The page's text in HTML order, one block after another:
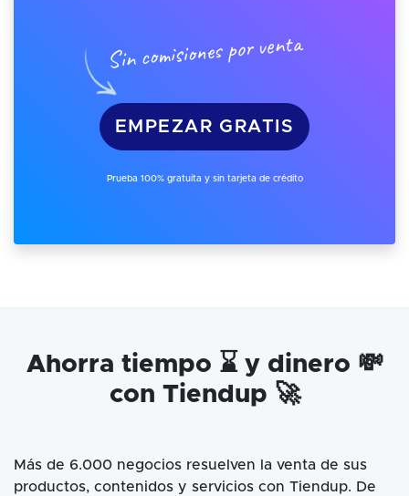
Sin comisiones por venta
EMPEZAR GRATIS
Prueba 100% gratuita y sin tarjeta de crédito
Ahorra tiempo ⌛ y dinero 💸
con Tiendup 🚀
Más de 6.000 negocios resuelven la venta de sus
productos, contenidos y servicios con Tiendup. De